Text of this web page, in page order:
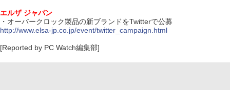
エルザ ジャパン
・オーバークロック製品の新ブランドをTwitterで公募
http://www.elsa-jp.co.jp/event/twitter_campaign.html
[Reported by PC Watch編集部]